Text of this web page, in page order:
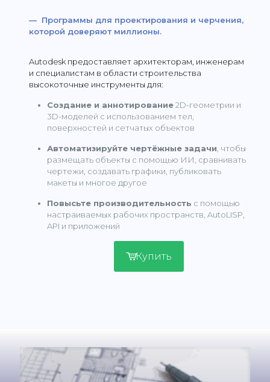
— Программы для проектирования и черчения,
которой доверяют миллионы.
Autodesk предоставляет архитекторам, инженерам
и специалистам в области строительства
высокоточные инструменты для:
Создание и аннотирование2D-геометрии и
3D-моделей с использованием тел,
поверхностей и сетчатых объектов
Автоматизируйте чертёжные задачи, чтобы
размещать объекты с помощью ИИ, сравнивать
чертежи, создавать графики, публиковать
макеты и многое другое
Повысьте производительность с помощью
настраиваемых рабочих пространств, AutoLISP,
API и приложений
Купить